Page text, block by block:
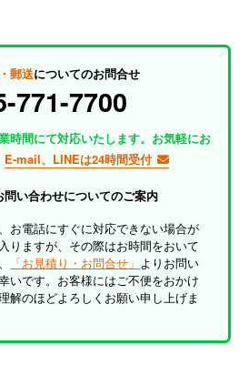
郵送についてのお問合せ
771-7700
時間にて対応いたします。お気軽にお
E-mail、LINEは24時間受付
問い合わせについてのご案内
お電話にすぐに対応できない場合が
りますが、その際はお時間をおいて
「お見積り・お問合せ」 よりお問い
いです。お客様にはご不便をおかけ
解のほどよろしくお願い申し上げま